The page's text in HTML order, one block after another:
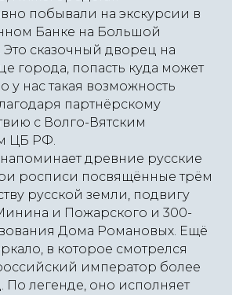
побывали на экскурсии в
Банке на Большой
сказочный дворец на
города, попасть куда может
у нас такая возможность
партнёрскому
с Волго-Вятским
ЦБ РФ.
древние русские
росписи посвящённые трём
русской земли, подвигу
и Пожарского и 300-
Дома Романовых. Ещё
в которое смотрелся
император более
По легенде, оно исполняет